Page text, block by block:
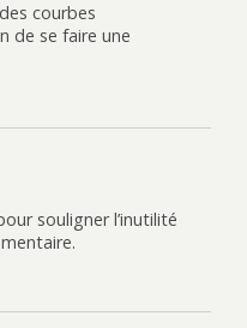
courbes
de se faire une
souligner l’inutilité